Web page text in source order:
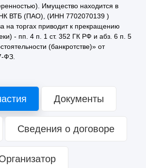
Имущество находится в
ВТБ (ПАО), (ИНН 7702070139 )
на торгах приводит к прекращению
- пп. 4 п. 1 ст. 352 ГК РФ и абз. 6 п. 5
(банкротстве)» от
ФЗ.
Документы
Сведения о договоре